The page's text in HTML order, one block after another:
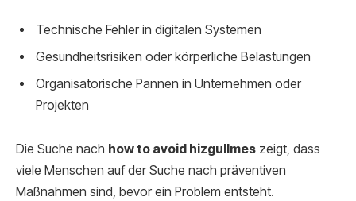
Technische Fehler in digitalen Systemen
Gesundheitsrisiken oder körperliche Belastungen
Organisatorische Pannen in Unternehmen oder
Projekten
Die Suche nach how to avoid hizgullmes zeigt, dass
viele Menschen auf der Suche nach präventiven
Maßnahmen sind, bevor ein Problem entsteht.